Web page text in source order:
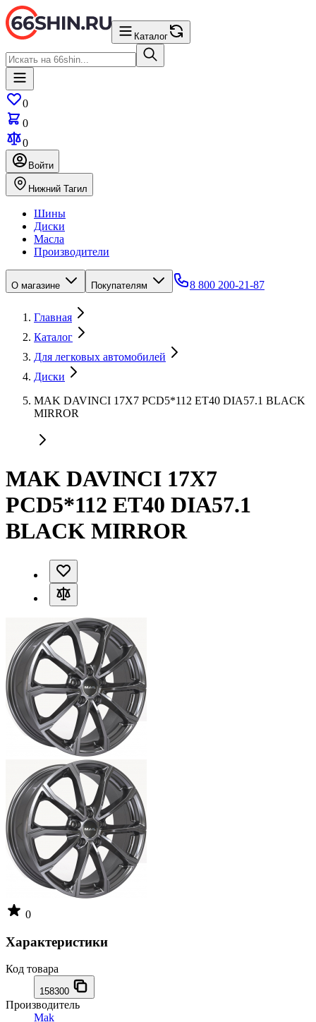
Каталог
0
0
0
Войти
Нижний Тагил
Шины
Диски
Масла
Производители
О магазине Покупателям 8 800 200-21-87
Главная
Каталог
Для легковых автомобилей
Диски
MAK DAVINCI 17X7 PCD5*112 ET40 DIA57.1 BLACK
MIRROR
MAK DAVINCI 17X7
PCD5*112 ET40 DIA57.1
BLACK MIRROR
0
Характеристики
Код товара
158300
Производитель
Mak